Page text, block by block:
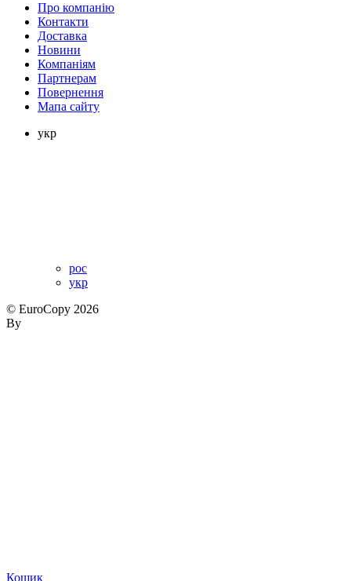
Про компанію
Контакти
Доставка
Новини
Компаніям
Партнерам
Повернення
Мапа сайту
укр
рос
укр
© EuroCopy 2026
By
Кошик